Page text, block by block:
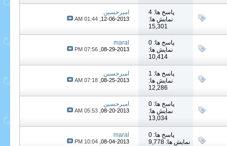
پاسخ ها: 4
نمایش ها:
15,301
امیرحسین
12-06-2013,
01:44 AM
پاسخ ها: 0
نمایش ها:
10,414
maral
08-29-2013,
07:56 PM
پاسخ ها: 1
نمایش ها:
12,286
امیرحسین
08-25-2013,
07:18 AM
پاسخ ها: 0
نمایش ها:
13,034
امیرحسین
08-20-2013,
05:53 AM
پاسخ ها: 0
نمایش ها: 9,778
maral
08-04-2013,
10:04 PM